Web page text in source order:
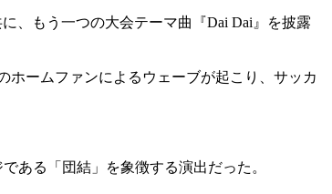
、もう一つの大会テーマ曲『Dai Dai』を披露
ームファンによるウェーブが起こり、サッカ
ある「団結」を象徴する演出だった。